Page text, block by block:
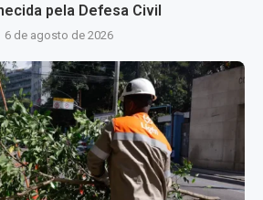
pela Defesa Civil
6 de agosto de 2026